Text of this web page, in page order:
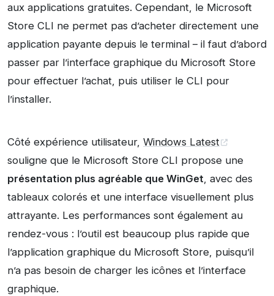
aux applications gratuites. Cependant, le Microsoft
Store CLI ne permet pas d’acheter directement une
application payante depuis le terminal – il faut d’abord
passer par l’interface graphique du Microsoft Store
pour effectuer l’achat, puis utiliser le CLI pour
l’installer.
Côté expérience utilisateur, Windows Latest
souligne que le Microsoft Store CLI propose une
présentation plus agréable que WinGet, avec des
tableaux colorés et une interface visuellement plus
attrayante. Les performances sont également au
rendez-vous : l’outil est beaucoup plus rapide que
l’application graphique du Microsoft Store, puisqu’il
n’a pas besoin de charger les icônes et l’interface
graphique.